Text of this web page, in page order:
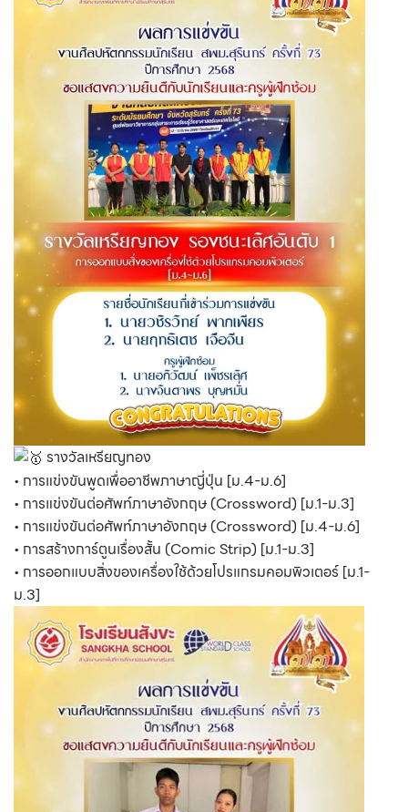
รางวัลเหรียญทอง
• การแข่งขันพูดเพื่ออาชีพภาษาญี่ปุ่น [ม.4-ม.6]
• การแข่งขันต่อศัพท์ภาษาอังกฤษ (Crossword) [ม.1-ม.3]
• การแข่งขันต่อศัพท์ภาษาอังกฤษ (Crossword) [ม.4-ม.6]
• การสร้างการ์ตูนเรื่องสั้น (Comic Strip) [ม.1-ม.3]
• การออกแบบสิ่งของเครื่องใช้ด้วยโปรแกรมคอมพิวเตอร์ [ม.1-
ม.3]